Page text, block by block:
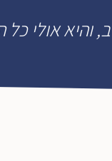
והיא אולי